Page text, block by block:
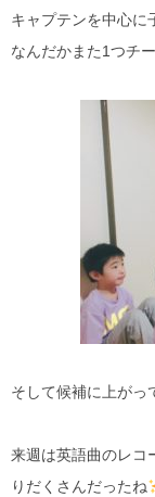
キャプテンを中心に
なんだかまた1つチ
そして候補に上がっ
来週は英語曲のレコ
りだくさんだったね